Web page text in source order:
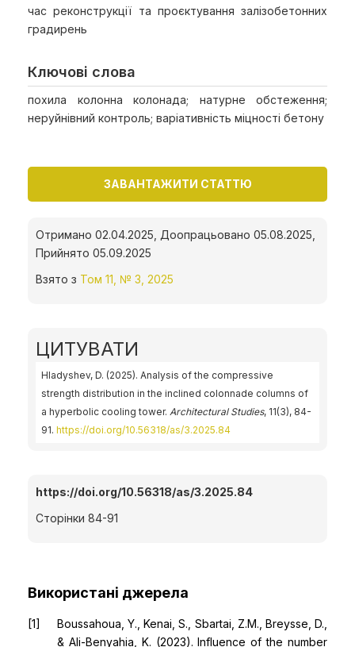
час реконструкції та проєктування залізобетонних
градирень
Ключові слова
похила колонна колонада; натурне обстеження;
неруйнівний контроль; варіативність міцності бетону
ЗАВАНТАЖИТИ СТАТТЮ
Отримано 02.04.2025, Доопрацьовано 05.08.2025,
Прийнято 05.09.2025
Взято з Том 11, № 3, 2025
ЦИТУВАТИ
Hladyshev, D. (2025). Analysis of the compressive
strength distribution in the inclined colonnade columns of
a hyperbolic cooling tower. Architectural Studies, 11(3), 84-
91. https://doi.org/10.56318/as/3.2025.84
https://doi.org/10.56318/as/3.2025.84
Сторінки 84-91
Використані джерела
Boussahoua, Y., Kenai, S., Sbartai, Z.M., Breysse, D.,
& Ali-Benyahia, K. (2023). Influence of the number